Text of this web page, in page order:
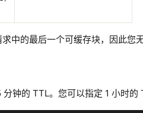
中的最后一个可缓存块，因此您
钟的 TTL。您可以指定 1 小时